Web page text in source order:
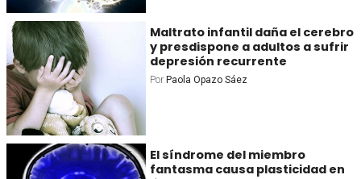
Maltrato infantil daña el cerebro
y presdispone a adultos a sufrir
depresión recurrente
Por Paola Opazo Sáez
El síndrome del miembro
fantasma causa plasticidad en